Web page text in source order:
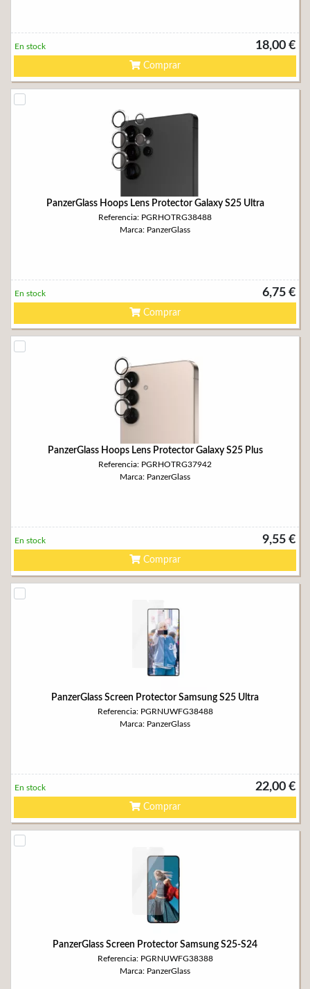
18,00 €
En stock
Comprar
PanzerGlass Hoops Lens Protector Galaxy S25 Ultra
Referencia: PGRHOTRG38488
Marca: PanzerGlass
6,75 €
En stock
Comprar
PanzerGlass Hoops Lens Protector Galaxy S25 Plus
Referencia: PGRHOTRG37942
Marca: PanzerGlass
9,55 €
En stock
Comprar
PanzerGlass Screen Protector Samsung S25 Ultra
Referencia: PGRNUWFG38488
Marca: PanzerGlass
22,00 €
En stock
Comprar
PanzerGlass Screen Protector Samsung S25-S24
Referencia: PGRNUWFG38388
Marca: PanzerGlass